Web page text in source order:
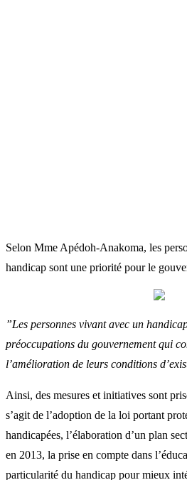
Selon Mme Apédoh-Anakoma, les
handicap sont une priorité pour le
”Les personnes vivant avec un
préoccupations du gouvernement qui
l’amélioration de leurs conditions
Ainsi, des mesures et initiatives sont
s’agit de l’adoption de la loi portant
handicapées, l’élaboration d’un plan
en 2013, la prise en compte dans
particularité du handicap pour mieux